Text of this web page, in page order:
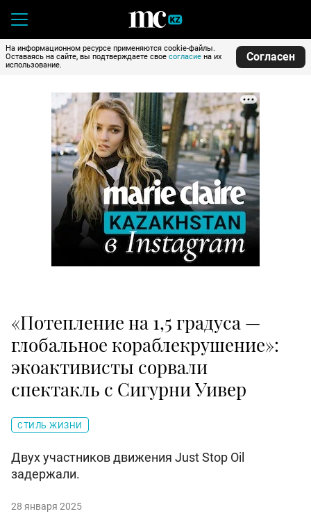
На информационном ресурсе применяются cookie-файлы.
Оставаясь на сайте, вы подтверждаете свое согласие на их
использование.
Согласен
«Потепление на 1,5 градуса —
глобальное кораблекрушение»:
экоактивисты сорвали
спектакль с Сигурни Уивер
СТИЛЬ ЖИЗНИ
Двух участников движения Just Stop Oil
задержали.
28 января 2025